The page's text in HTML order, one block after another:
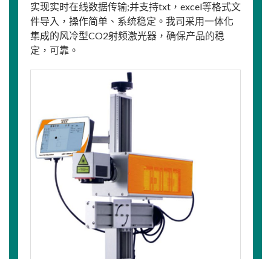
实现实时在线数据传输;并支持txt，excel等格式文
件导入，操作简单、系统稳定。我司采用一体化
集成的风冷型CO2射频激光器，确保产品的稳
定，可靠。